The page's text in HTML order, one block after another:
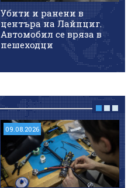
Убити и ранени в
центъра на Лайпциг.
Автомобил се вряза в
пешеходци
09.08.2026